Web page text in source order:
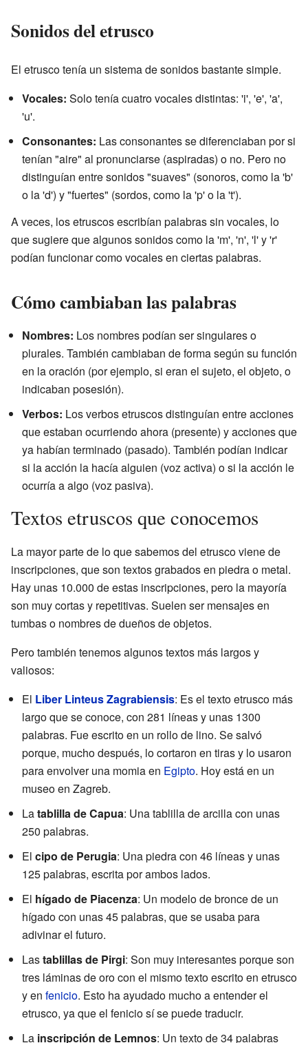
Sonidos del etrusco
El etrusco tenía un sistema de sonidos bastante simple.
Vocales: Solo tenía cuatro vocales distintas: 'i', 'e', 'a',
'u'.
Consonantes: Las consonantes se diferenciaban por si
tenían "aire" al pronunciarse (aspiradas) o no. Pero no
distinguían entre sonidos "suaves" (sonoros, como la 'b'
o la 'd') y "fuertes" (sordos, como la 'p' o la 't').
A veces, los etruscos escribían palabras sin vocales, lo
que sugiere que algunos sonidos como la 'm', 'n', 'l' y 'r'
podían funcionar como vocales en ciertas palabras.
Cómo cambiaban las palabras
Nombres: Los nombres podían ser singulares o
plurales. También cambiaban de forma según su función
en la oración (por ejemplo, si eran el sujeto, el objeto, o
indicaban posesión).
Verbos: Los verbos etruscos distinguían entre acciones
que estaban ocurriendo ahora (presente) y acciones que
ya habían terminado (pasado). También podían indicar
si la acción la hacía alguien (voz activa) o si la acción le
ocurría a algo (voz pasiva).
Textos etruscos que conocemos
La mayor parte de lo que sabemos del etrusco viene de
inscripciones, que son textos grabados en piedra o metal.
Hay unas 10.000 de estas inscripciones, pero la mayoría
son muy cortas y repetitivas. Suelen ser mensajes en
tumbas o nombres de dueños de objetos.
Pero también tenemos algunos textos más largos y
valiosos:
El Liber Linteus Zagrabiensis: Es el texto etrusco más
largo que se conoce, con 281 líneas y unas 1300
palabras. Fue escrito en un rollo de lino. Se salvó
porque, mucho después, lo cortaron en tiras y lo usaron
para envolver una momia en Egipto. Hoy está en un
museo en Zagreb.
Latablilla de Capua: Una tablilla de arcilla con unas
250 palabras.
El cipo de Perugia: Una piedra con 46 líneas y unas
125 palabras, escrita por ambos lados.
El hígado de Piacenza: Un modelo de bronce de un
hígado con unas 45 palabras, que se usaba para
adivinar el futuro.
Lastablillas de Pirgi: Son muy interesantes porque son
tres láminas de oro con el mismo texto escrito en etrusco
y en fenicio. Esto ha ayudado mucho a entender el
etrusco, ya que el fenicio sí se puede traducir.
La inscripción de Lemnos: Un texto de 34 palabras